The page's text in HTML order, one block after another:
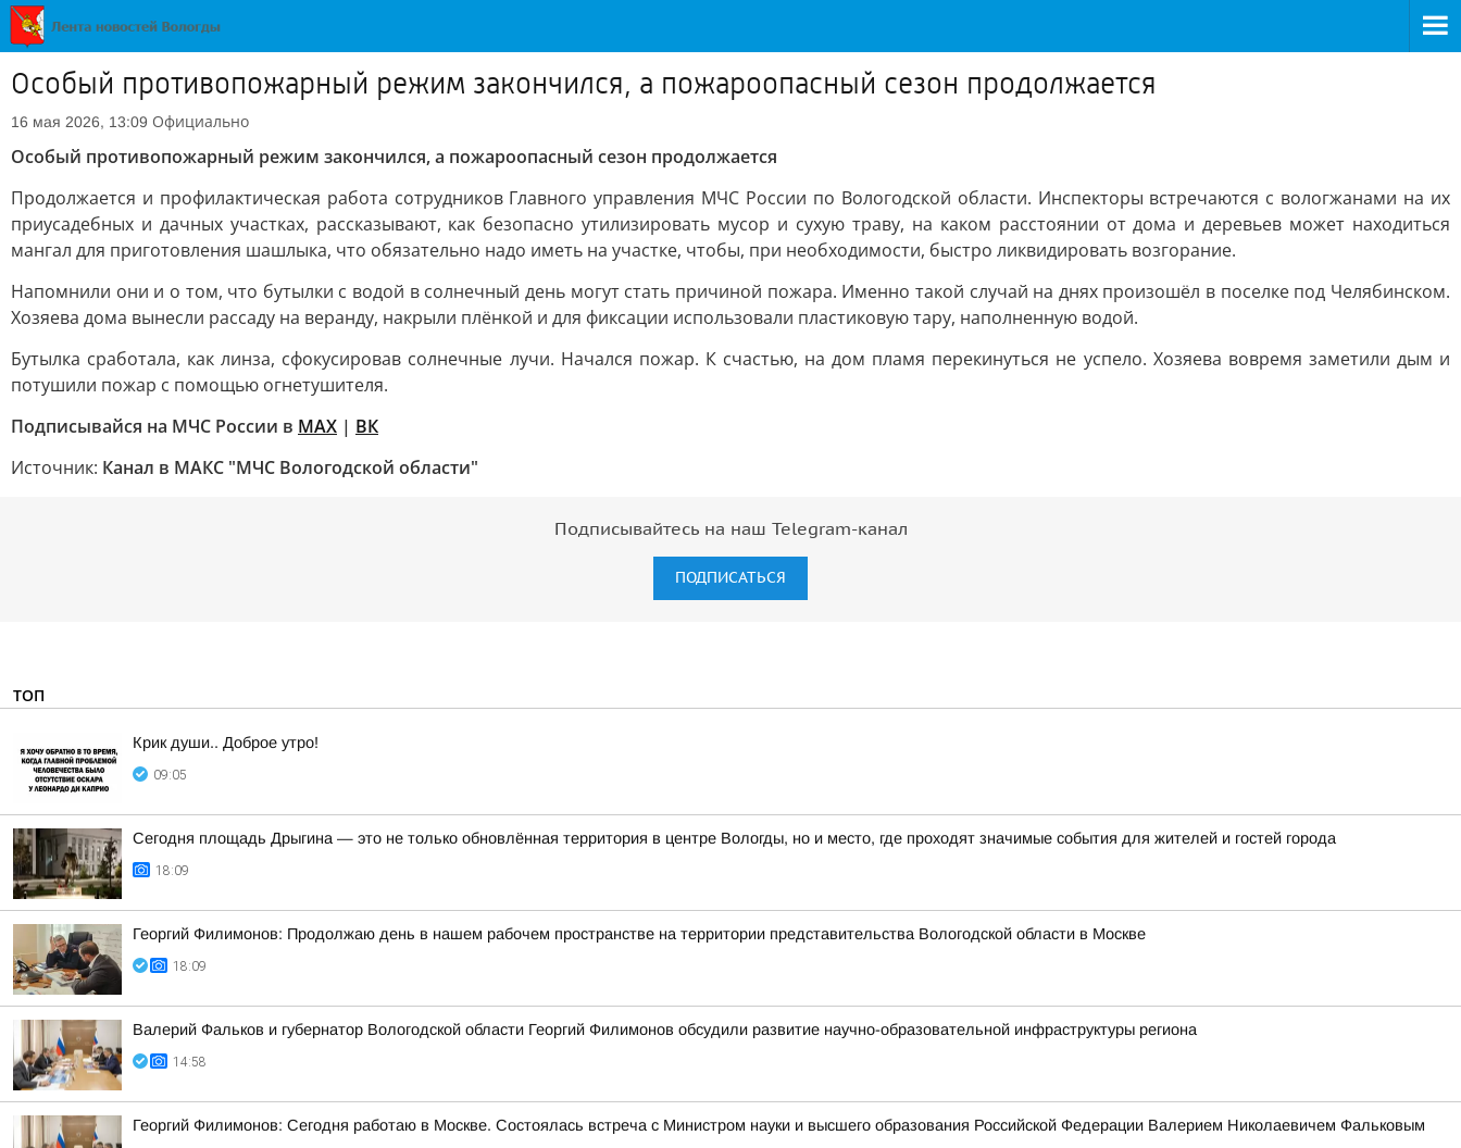
Особый противопожарный режим закончился, а пожароопасный сезон продолжается
16 мая 2026, 13:09 Официально
Особый противопожарный режим закончился, а пожароопасный сезон продолжается
Продолжается и профилактическая работа сотрудников Главного управления МЧС России по Вологодской области. Инспекторы встречаются с вологжанами на их
приусадебных и дачных участках, рассказывают, как безопасно утилизировать мусор и сухую траву, на каком расстоянии от дома и деревьев может находиться
мангал для приготовления шашлыка, что обязательно надо иметь на участке, чтобы, при необходимости, быстро ликвидировать возгорание.
Напомнили они и о том, что бутылки с водой в солнечный день могут стать причиной пожара. Именно такой случай на днях произошёл в поселке под Челябинском.
Хозяева дома вынесли рассаду на веранду, накрыли плёнкой и для фиксации использовали пластиковую тару, наполненную водой.
Бутылка сработала, как линза, сфокусировав солнечные лучи. Начался пожар. К счастью, на дом пламя перекинуться не успело. Хозяева вовремя заметили дым и
потушили пожар с помощью огнетушителя.
Подписывайся на МЧС России в MAX | ВК
Источник: Канал в МАКС "МЧС Вологодской области"
Подписывайтесь на наш Telegram-канал
ПОДПИСАТЬСЯ
ТОП
Крик души.. Доброе утро!
09:05
Сегодня площадь Дрыгина — это не только обновлённая территория в центре Вологды, но и место, где проходят значимые события для жителей и гостей города
18:09
Георгий Филимонов: Продолжаю день в нашем рабочем пространстве на территории представительства Вологодской области в Москве
18:09
Валерий Фальков и губернатор Вологодской области Георгий Филимонов обсудили развитие научно-образовательной инфраструктуры региона
14:58
Георгий Филимонов: Сегодня работаю в Москве. Состоялась встреча с Министром науки и высшего образования Российской Федерации Валерием Николаевичем Фальковым